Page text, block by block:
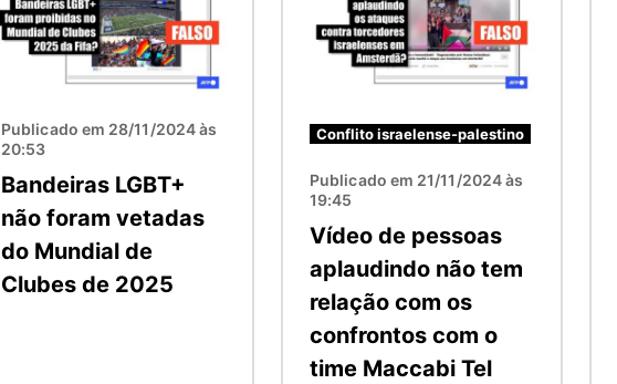
Publicado em 28/11/2024 às
20:53
Bandeiras LGBT+
não foram vetadas
do Mundial de
Clubes de 2025
Conflito israelense-palestino
Publicado em 21/11/2024 às
19:45
Vídeo de pessoas
aplaudindo não tem
relação com os
confrontos com o
time Maccabi Tel